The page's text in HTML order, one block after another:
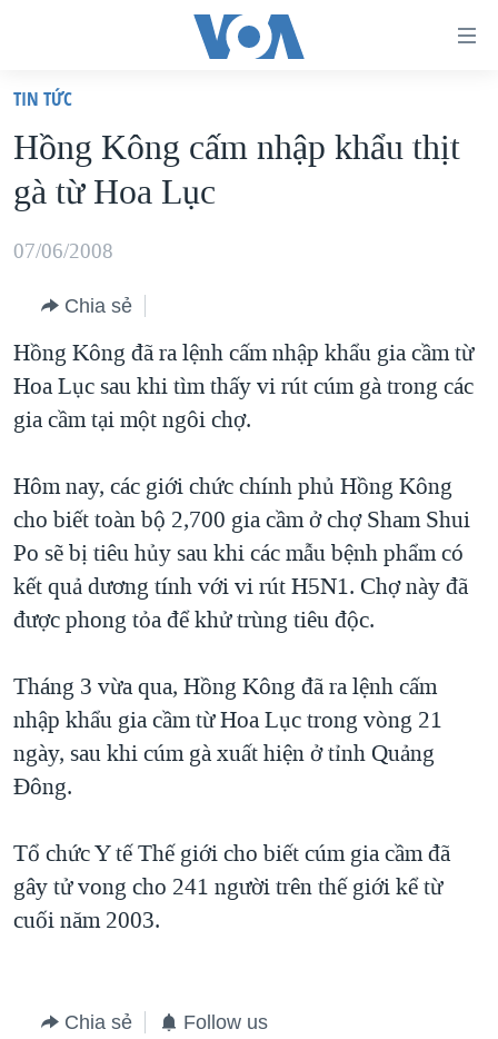
truy
cập
Tới
dung
chính
điều
hướng
chính
tới
"Tìm"
VIỆT NAM
HOA KỲ
BIỂN ĐÔNG
BLOG
DIỄN ĐÀN
MỤC
VẠCH TRẦN TIN GIẢ
NGƯỜI VIỆT HẢI NGOẠI
ĐỜI SỐNG
KINH TẾ
SỨC KHOẺ
VĂN HOÁ
THỂ THAO
GIÁO DỤC
CHUYÊN ĐỀ
CHIẾN TRANH THƯƠNG MẠI CỦA MỸ: QUÁ KHỨ VÀ HIỆN
HÀNH TRÌNH BẦU CỬ 2024
MỘT NĂM CHIẾN TRANH TẠI DẢI GAZA
GIẢI MÃ VÀNH ĐAI & CON ĐƯỜNG
TRỊNH VĨNH BÌNH - NGƯỜI HẠ 'BÊN THẮNG CUỘC'
GROUND ZERO – XƯA VÀ NAY
CHI PHÍ CHIẾN TRANH AFGHANISTAN
THƯỢNG ĐỈNH TRUMP-KIM TẠI VIỆT NAM
TRỊNH VĨNH BÌNH VS. CHÍNH PHỦ VIỆT NAM
QUAN HỆ VIỆT MỸ
HỌC TIẾNG ANH
VIDEO
NGHE
MẠNG XÃ HỘI
Ngôn ngữ khác
TIN TỨC
Hồng Kông cấm nhập khẩu thịt
gà từ Hoa Lục
07/06/2008
Chia sẻ
Hồng Kông đã ra lệnh cấm nhập khẩu gia cầm từ
Hoa Lục sau khi tìm thấy vi rút cúm gà trong các
gia cầm tại một ngôi chợ.
Hôm nay, các giới chức chính phủ Hồng Kông
cho biết toàn bộ 2,700 gia cầm ở chợ Sham Shui
Po sẽ bị tiêu hủy sau khi các mẫu bệnh phẩm có
kết quả dương tính với vi rút H5N1. Chợ này đã
được phong tỏa để khử trùng tiêu độc.
Tháng 3 vừa qua, Hồng Kông đã ra lệnh cấm
nhập khẩu gia cầm từ Hoa Lục trong vòng 21
ngày, sau khi cúm gà xuất hiện ở tỉnh Quảng
Đông.
Tổ chức Y tế Thế giới cho biết cúm gia cầm đã
gây tử vong cho 241 người trên thế giới kể từ
cuối năm 2003.
Chia sẻ Follow us